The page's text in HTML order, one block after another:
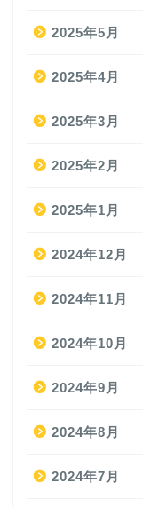
2025年5月
2025年4月
2025年3月
2025年2月
2025年1月
2024年12月
2024年11月
2024年10月
2024年9月
2024年8月
2024年7月